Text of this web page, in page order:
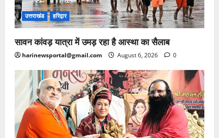
उत्तराखंड हरिद्वार
सावन कांवड़ यात्रा में उमड़ रहा है आस्था का सैलाब
harinewsportal@gmail.com August 6, 2026 0